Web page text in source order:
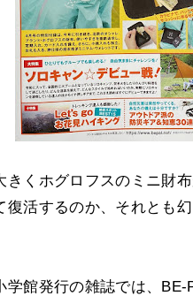
くホグロフスのミニ財布
復活するのか、それとも
館発行の雑誌では、